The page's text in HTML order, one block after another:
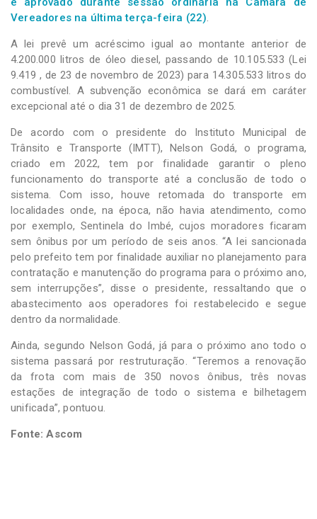
Vereadores na última terça-feira (22)
A lei prevê um acréscimo igual ao montante anterior de
4.200.000 litros de óleo diesel, passando de 10.105.533 (Lei
9.419 , de 23 de novembro de 2023) para 14.305.533 litros do
combustível. A subvenção econômica se dará em caráter
excepcional até o dia 31 de dezembro de 2025.
De acordo com o presidente do Instituto Municipal de
Trânsito e Transporte (IMTT), Nelson Godá, o programa,
criado em 2022, tem por finalidade garantir o pleno
funcionamento do transporte até a conclusão de todo o
sistema. Com isso, houve retomada do transporte em
localidades onde, na época, não havia atendimento, como
por exemplo, Sentinela do Imbé, cujos moradores ficaram
sem ônibus por um período de seis anos. “A lei sancionada
pelo prefeito tem por finalidade auxiliar no planejamento para
contratação e manutenção do programa para o próximo ano,
sem interrupções”, disse o presidente, ressaltando que o
abastecimento aos operadores foi restabelecido e segue
dentro da normalidade.
Ainda, segundo Nelson Godá, já para o próximo ano todo o
sistema passará por restruturação. “Teremos a renovação
da frota com mais de 350 novos ônibus, três novas
estações de integração de todo o sistema e bilhetagem
unificada”, pontuou.
Fonte: Ascom